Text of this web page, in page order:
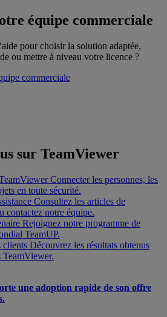
équipe commerciale
pour choisir la solution adaptée,
ou mettre à niveau votre licence ?
commerciale
sur TeamViewer
Connecter les personnes, les
en toute sécurité.
Consultez les articles de
contactez notre équipe.
Rejoignez notre programme de
TeamUP.
clients Découvrez les résultats obtenus
TeamViewer.
une adoption rapide de son offre